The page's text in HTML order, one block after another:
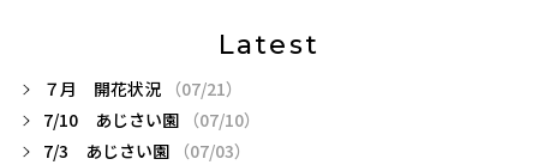
Latest
７月 開花状況
（07/21）
7/10 あじさい園
（07/10）
7/3 あじさい園
（07/03）